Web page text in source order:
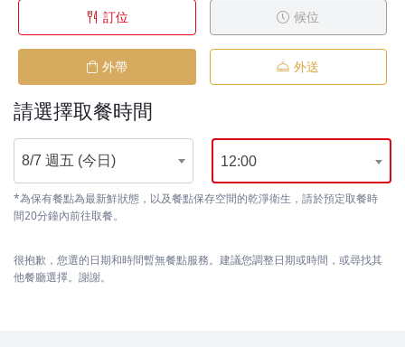
訂位 候位
外帶 外送
請選擇取餐時間
8/7 週五 (今日) 12:00
*為保有餐點為最新鮮狀態，以及餐點保存空間的乾淨衛生，請於預定取餐時
間20分鐘內前往取餐。
很抱歉，您選的日期和時間暫無餐點服務。建議您調整日期或時間，或尋找其
他餐廳選擇。謝謝。